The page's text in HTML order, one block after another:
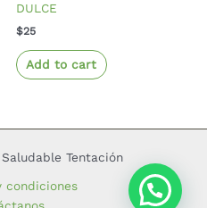
DULCE
$25
Add to cart
Tentación
condiciones